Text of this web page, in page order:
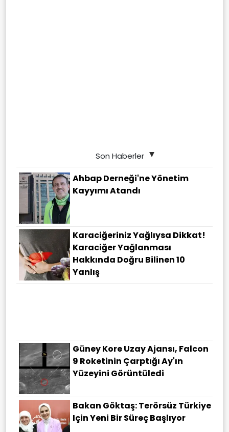
Son Haberler
Ahbap Derneği'ne Yönetim
Kayyımı Atandı
Karaciğeriniz Yağlıysa Dikkat!
Karaciğer Yağlanması
Hakkında Doğru Bilinen 10
Yanlış
Güney Kore Uzay Ajansı, Falcon
9 Roketinin Çarptığı Ay'ın
Yüzeyini Görüntüledi
Bakan Göktaş: Terörsüz Türkiye
Için Yeni Bir Süreç Başlıyor